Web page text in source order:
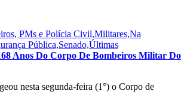
PMs e Polícia Civil,Militares,Na
Pública,Senado,Últimas
Anos Do Corpo De Bombeiros Militar Do
nesta segunda-feira (1°) o Corpo de